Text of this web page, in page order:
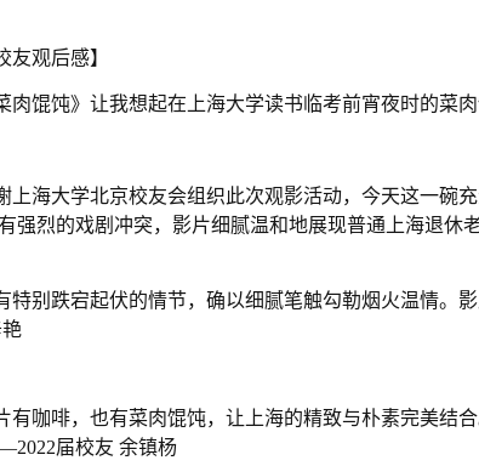
友观后感】
肉馄饨》让我想起在上海大学读书临考前宵夜时的
上海大学北京校友会组织此次观影活动，今天这一碗
强烈的戏剧冲突，影片细腻温和地展现普通上海退
特别跌宕起伏的情节，确以细腻笔触勾勒烟火温情。
有咖啡，也有菜肉馄饨，让上海的精致与朴素完美结
届校友 余镇杨